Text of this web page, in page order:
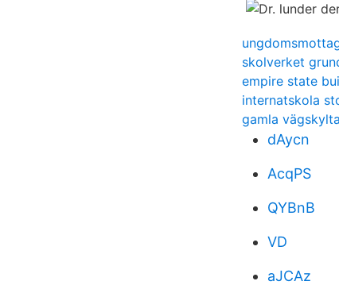
skolverket
empire state
internatskola
gamla
dAycn
AcqPS
QYBnB
VD
aJCAz